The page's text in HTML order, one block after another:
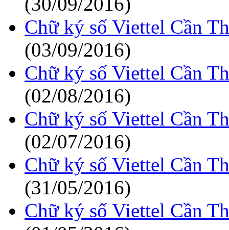
Chữ ký số Viettel Cần
(03/09/2016)
Chữ ký số Viettel Cần
(02/08/2016)
Chữ ký số Viettel Cần
(02/07/2016)
Chữ ký số Viettel Cần
(31/05/2016)
Chữ ký số Viettel Cần